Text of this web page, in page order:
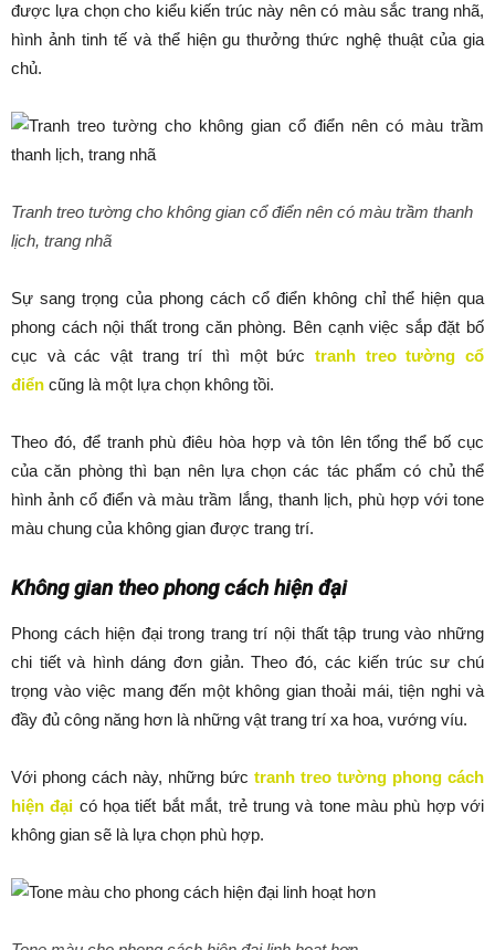
được lựa chọn cho kiểu kiến trúc này nên có màu sắc trang nhã,
hình ảnh tinh tế và thể hiện gu thưởng thức nghệ thuật của gia
chủ.
Tranh treo tường cho không gian cổ điển nên có màu trầm thanh
lịch, trang nhã
Sự sang trọng của phong cách cổ điển không chỉ thể hiện qua
phong cách nội thất trong căn phòng. Bên cạnh việc sắp đặt bố
cục và các vật trang trí thì một bức tranh treo tường cổ
điển cũng là một lựa chọn không tồi.
Theo đó, để tranh phù điêu hòa hợp và tôn lên tổng thể bố cục
của căn phòng thì bạn nên lựa chọn các tác phẩm có chủ thể
hình ảnh cổ điển và màu trầm lắng, thanh lịch, phù hợp với tone
màu chung của không gian được trang trí.
Không gian theo phong cách hiện đại
Phong cách hiện đại trong trang trí nội thất tập trung vào những
chi tiết và hình dáng đơn giản. Theo đó, các kiến trúc sư chú
trọng vào việc mang đến một không gian thoải mái, tiện nghi và
đầy đủ công năng hơn là những vật trang trí xa hoa, vướng víu.
Với phong cách này, những bức tranh treo tường phong cách
hiện đại có họa tiết bắt mắt, trẻ trung và tone màu phù hợp với
không gian sẽ là lựa chọn phù hợp.